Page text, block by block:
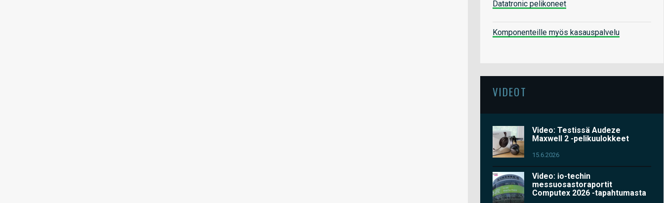
Datatronic pelikoneet
Komponenteille myös kasauspalvelu
VIDEOT
Video: Testissä Audeze
Maxwell 2 -pelikuulokkeet
15.6.2026
Video: io-techin
messuosastoraportit
Computex 2026 -tapahtumasta